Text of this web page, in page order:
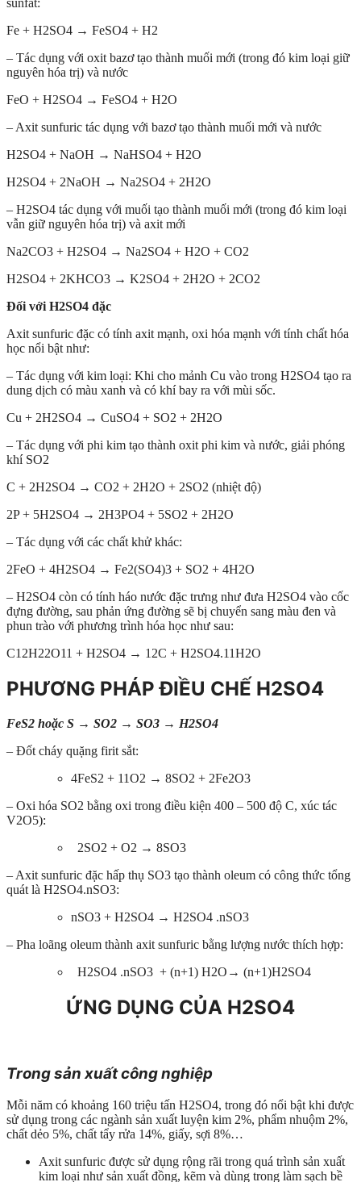
sunfat:
Fe + H2SO4 → FeSO4 + H2
– Tác dụng với oxit bazơ tạo thành muối mới (trong đó kim loại giữ
nguyên hóa trị) và nước
FeO + H2SO4 → FeSO4 + H2O
– Axit sunfuric tác dụng với bazơ tạo thành muối mới và nước
H2SO4 + NaOH → NaHSO4 + H2O
H2SO4­ + 2NaOH → Na2SO4 + 2H2O
– H2SO4 tác dụng với muối tạo thành muối mới (trong đó kim loại
vẫn giữ nguyên hóa trị) và axit mới
Na2CO3 + H2SO4 → Na2SO4 + H2O + CO2
H2SO4 + 2KHCO3 → K2SO4 + 2H2O + 2CO2
Đối với H2SO4 đặc
Axit sunfuric đặc có tính axit mạnh, oxi hóa mạnh với tính chất hóa
học nổi bật như:
– Tác dụng với kim loại: Khi cho mảnh Cu vào trong H2SO4 tạo ra
dung dịch có màu xanh và có khí bay ra với mùi sốc.
Cu + 2H2SO4 → CuSO4 + SO2 + 2H2O
– Tác dụng với phi kim tạo thành oxit phi kim và nước, giải phóng
khí SO2
C + 2H2SO4 → CO2 + 2H2O + 2SO2 (nhiệt độ)
2P + 5H2SO4 → 2H3PO4 + 5SO2 + 2H2O
– Tác dụng với các chất khử khác:
2FeO + 4H2SO4 → Fe2(SO4)3 + SO2 + 4H2O
– H2SO4 còn có tính háo nước đặc trưng như đưa H2SO4 vào cốc
đựng đường, sau phản ứng đường sẽ bị chuyển sang màu đen và
phun trào với phương trình hóa học như sau:
C12H22O11 + H2SO4 → 12C + H2SO4.11H2O
PHƯƠNG PHÁP ĐIỀU CHẾ H2SO4
FeS2 hoặc S → SO2 → SO3 → H2SO4
– Đốt cháy quặng firit sắt:
4FeS2 + 11O2 → 8SO2 + 2Fe2O3
– Oxi hóa SO2 bằng oxi trong điều kiện 400 – 500 độ C, xúc tác
V2O5):
2SO2 + O2 → 8SO3
– Axit sunfuric đặc hấp thụ SO3 tạo thành oleum có công thức tổng
quát là H2SO4.nSO3:
nSO3 + H2SO4 → H2SO4 .nSO3
– Pha loãng oleum thành axit sunfuric bằng lượng nước thích hợp:
H2SO4 .nSO3 + (n+1) H2O→ (n+1)H2SO4
ỨNG DỤNG CỦA H2SO4
Trong sản xuất công nghiệp
Mỗi năm có khoảng 160 triệu tấn H2SO4, trong đó nổi bật khi được
sử dụng trong các ngành sản xuất luyện kim 2%, phẩm nhuộm 2%,
chất dẻo 5%, chất tẩy rửa 14%, giấy, sợi 8%…
Axit sunfuric được sử dụng rộng rãi trong quá trình sản xuất
kim loại như sản xuất đồng, kẽm và dùng trong làm sạch bề